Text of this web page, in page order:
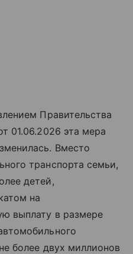
Правительства
01.06.2026 эта мера
Вместо
транспорта семьи,
детей,
на
выплату в размере
более двух миллионов